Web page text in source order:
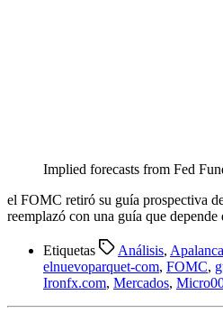
Implied forecasts from Fed
el FOMC retiró su guía prospectiva
reemplazó con una guía que depende
Etiquetas Análisis,
elnuevoparquet-com, FOMC,
Ironfx.com, Mercados,